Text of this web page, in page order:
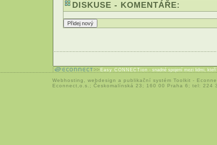
DISKUSE - KOMENTÁŘE:
Easy CONNECTion - snadné spojení mezi lidmi,
Webhosting webdesign a publikační systém Toolkit -
Econnect,o.s.; Českomalínská 23; 160 00 Praha 6; tel: 224